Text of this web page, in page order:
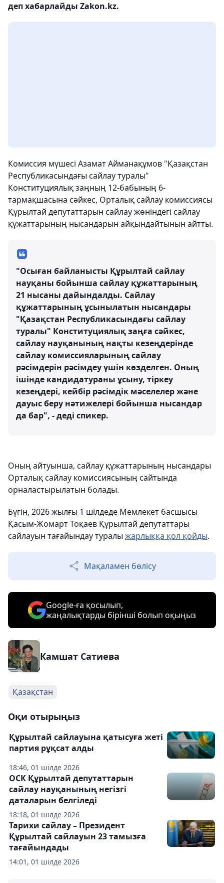
деп хабарлайды Zakon.kz.
Комиссия мүшесі Азамат Айманақұмов "Қазақстан
Республикасындағы сайлау туралы"
Конституциялық заңның 12-бабының 6-
тармақшасына сәйкес, Орталық сайлау комиссиясы
Құрылтай депутаттарын сайлау жөніндегі сайлау
құжаттарының нысандарын айқындайтынын айтты.
"Осыған байланысты Құрылтай сайлау
науқаны бойынша сайлау құжаттарының
21 нысаны дайындалды. Сайлау
құжаттарының ұсынылатын нысандары
"Қазақстан Республикасындағы сайлау
туралы" Конституциялық заңға сәйкес,
сайлау науқанының нақты кезеңдерінде
сайлау комиссияларының сайлау
рәсімдерін рәсімдеу үшін көзделген. Оның
ішінде кандидатураны ұсыну, тіркеу
кезеңдері, кейбір рәсімдік мәселелер және
дауыс беру нәтижелері бойынша нысандар
да бар", - деді спикер.
Оның айтуынша, сайлау құжаттарының нысандары
Орталық сайлау комиссиясының сайтында
орналастырылатын болады.
Бүгін, 2026 жылғы 1 шілдеде Мемлекет басшысы
Қасым-Жомарт Тоқаев Құрылтай депутаттары
сайлауын тағайындау туралы жарлыққа қол қойды.
Мақаламен бөлісу
Google-ға қосылып,
жаңалықтарды бірінші болып оқыңыз
Камшат Сатиева
Қазақстан
Оқи отырыңыз
18:46, 01 шілде 2026
Құрылтай сайлауына қатысуға жеті
партия рұқсат алды
18:18, 01 шілде 2026
ОСК Құрылтай депутаттарын
сайлау науқанының негізгі
даталарын белгіледі
14:01, 01 шілде 2026
Тарихи сайлау – Президент
Құрылтай сайлауын 23 тамызға
тағайындады